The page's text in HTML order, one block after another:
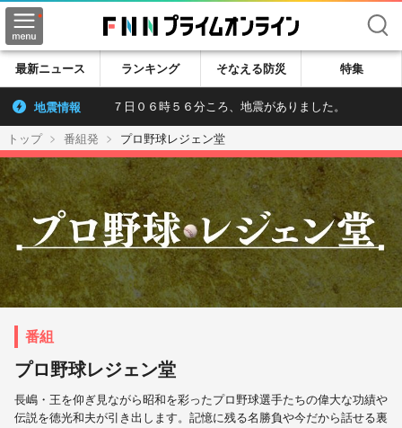
検索
最新ニュース ランキング そなえる防災 特集
地震情報 ７日０６時５６分ころ、地震がありました。
トップ 番組発 プロ野球レジェン堂
プロ野球レジェン堂
長嶋・王を仰ぎ見ながら昭和を彩ったプロ野球選手たちの偉大な功績や
伝説を徳光和夫が引き出します。記憶に残る名勝負や今だから話せる裏